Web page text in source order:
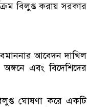
বিলুপ্ত করায় সরকার
আবেদন দাখিল
এবং বিদেশিদের
ঘোষণা করে একটি